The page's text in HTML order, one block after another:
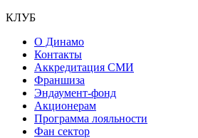
КЛУБ
О Динамо
Контакты
Аккредитация СМИ
Франшиза
Эндаумент-фонд
Акционерам
Программа лояльности
Фан сектор